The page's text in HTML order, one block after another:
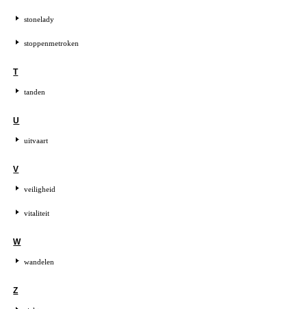
stonelady
stoppenmetroken
T
tanden
U
uitvaart
V
veiligheid
vitaliteit
W
wandelen
Z